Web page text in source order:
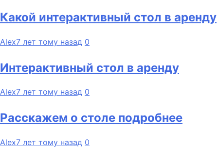
Какой интерактивный стол в аренду
Alex7 лет тому назад 0
Интерактивный стол в аренду
Alex7 лет тому назад 0
Расскажем о столе подробнее
Alex7 лет тому назад 0